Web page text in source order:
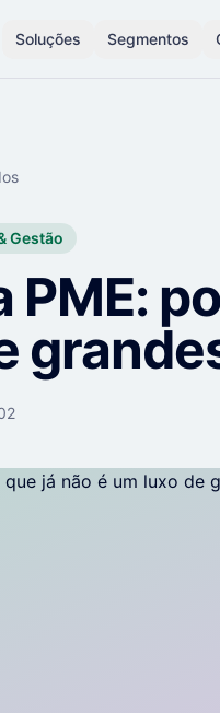
Soluções Segmentos
Gestão
PME: